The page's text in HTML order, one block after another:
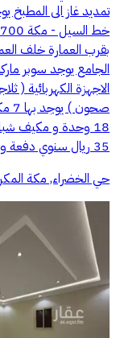
تمديد غاز الى المطبخ
بقرب العمارة خلف
الجامع يوجد سوبر
الاجهزة الكهربائية (
18 وحدة و مكيف
35 ريال سنوي دفعة وحده
حي الخضراء, مكة